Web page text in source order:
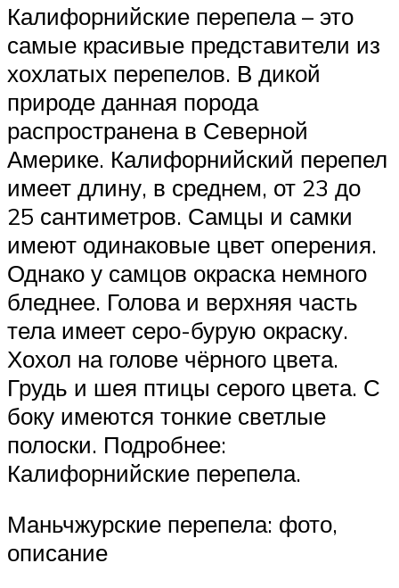
Калифорнийские перепела – это
самые красивые представители из
хохлатых перепелов. В дикой
природе данная порода
распространена в Северной
Америке. Калифорнийский перепел
имеет длину, в среднем, от 23 до
25 сантиметров. Самцы и самки
имеют одинаковые цвет оперения.
Однако у самцов окраска немного
бледнее. Голова и верхняя часть
тела имеет серо-бурую окраску.
Хохол на голове чёрного цвета.
Грудь и шея птицы серого цвета. С
боку имеются тонкие светлые
полоски. Подробнее:
Калифорнийские перепела.
Маньчжурские перепела: фото,
описание